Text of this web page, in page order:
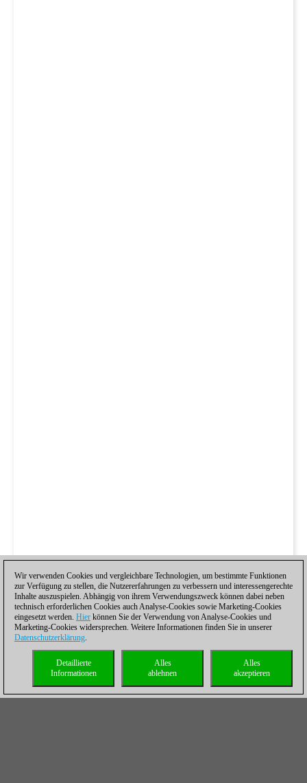
Wir verwenden Cookies und vergleichbare Technologien, um bestimmte Funktionen
zur Verfügung zu stellen, die Nutzererfahrungen zu verbessern und interessengerechte
Inhalte auszuspielen. Abhängig von ihrem Verwendungszweck können dabei neben
technisch erforderlichen Cookies auch Analyse-Cookies sowie Marketing-Cookies
eingesetzt werden. Hier können Sie der Verwendung von Analyse-Cookies und
Marketing-Cookies widersprechen. Weitere Informationen finden Sie in unserer
Datenschutzerklärung.
Alles
akzeptieren
Alles
ablehnen
Detaillierte
Informationen